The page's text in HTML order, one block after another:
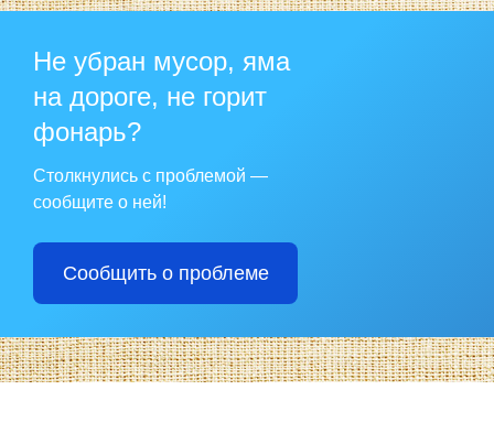
Не убран мусор, яма
на дороге, не горит
фонарь?
Столкнулись с проблемой —
сообщите о ней!
Сообщить о проблеме